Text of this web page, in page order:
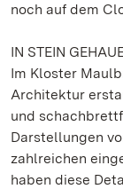
noch auf dem
IN STEIN
Im Kloster
Architektur
und
Darstellungen
zahlreichen
haben diese